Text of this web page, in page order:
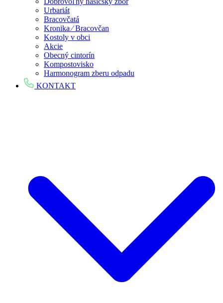
Urbariát
Bracovčatá
Kronika ⁄ Bracovčan
Kostoly v obci
Akcie
Obecný cintorín
Kompostovisko
Harmonogram zberu odpadu
KONTAKT